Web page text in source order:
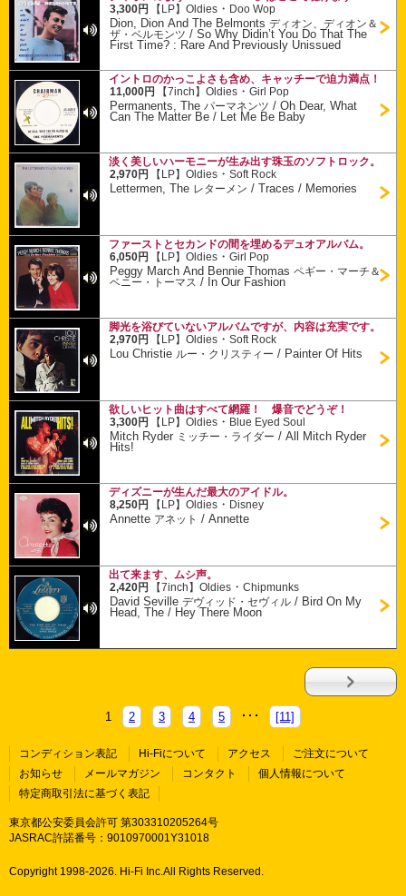
3,300円
【LP】Oldies ・ Doo Wop
Dion, Dion And The Belmontsディオン、ディオン＆
ザ・ベルモンツ /So Why Didin’t You Do That The
First Time? : Rare And Previously Unissued
イントロのかっこよさも含め、キャッチーで迫力満点！
11,000円
【7inch】Oldies ・Girl Pop
Permanents, The パーマネンツ /Oh Dear, What
Can The Matter Be / Let Me Be Baby
淡く美しいハーモニーが生み出す珠玉のソフトロック。
2,970円
【LP】Oldies ・Soft Rock
Lettermen, The レターメン /Traces / Memories
ファーストとセカンドの間を埋めるデュオアルバム。
6,050円
【LP】Oldies ・Girl Pop
Peggy March And Bennie Thomasペギー・マーチ＆
ベニー・トーマス / In Our Fashion
脚光を浴びていないアルバムですが、内容は充実です。
2,970円
【LP】Oldies ・Soft Rock
Lou Christie ルー・クリスティー / Painter Of Hits
欲しいヒット曲はすべて網羅！ 爆音でどうぞ！
3,300円
【LP】Oldies ・ Blue Eyed Soul
Mitch Ryder ミッチー・ライダー /All Mitch Ryder
Hits!
ディズニーが生んだ最大のアイドル。
8,250円
【LP】Oldies ・ Disney
Annette アネット /Annette
出て来ます、ムシ声。
2,420円
【7inch】Oldies ・Chipmunks
David Sevilleデヴィッド・セヴィル / Bird On My
Head, The / Hey There Moon
1 2 3 4 5 [11]
コンディション表記 Hi-Fiについて アクセス
ご注文について
お知らせ
メールマガジン コンタクト
個人情報について
特定商取引法に基づく表記
東京都公安委員会許可 第303310205264号
JASRAC許諾番号：9010970001Y31018
Copyright 1998-2026. Hi-Fi Inc.All Rights Reserved.